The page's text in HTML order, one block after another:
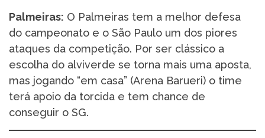
Palmeiras: O Palmeiras tem a melhor defesa
do campeonato e o São Paulo um dos piores
ataques da competição. Por ser clássico a
escolha do alviverde se torna mais uma aposta,
mas jogando “em casa” (Arena Barueri) o time
terá apoio da torcida e tem chance de
conseguir o SG.